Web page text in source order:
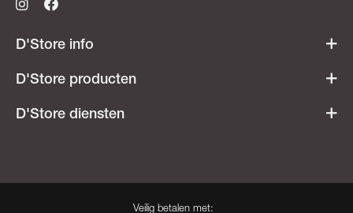
D'Store info
Werken bij D'Store
D'Store producten
Acties & promoties
D'Store diensten
Veilig betalen met: